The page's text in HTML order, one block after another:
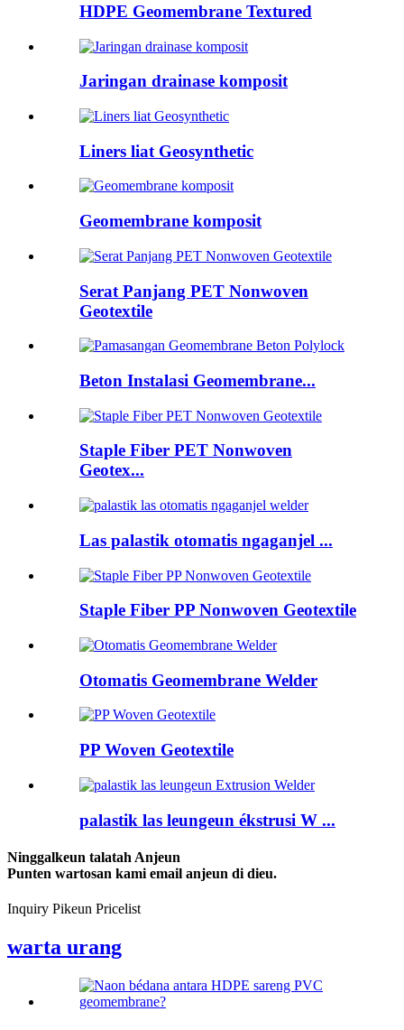
HDPE Geomembrane Textured
Jaringan drainase komposit
Liners liat Geosynthetic
Geomembrane komposit
Serat Panjang PET Nonwoven
Geotextile
Beton Instalasi Geomembrane...
Staple Fiber PET Nonwoven
Geotex...
Las palastik otomatis ngaganjel ...
Staple Fiber PP Nonwoven Geotextile
Otomatis Geomembrane Welder
PP Woven Geotextile
palastik las leungeun ékstrusi W ...
Ninggalkeun talatah Anjeun
Punten wartosan kami email anjeun di dieu.
Inquiry Pikeun Pricelist
warta urang